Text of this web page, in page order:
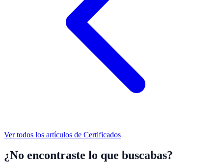
Ver todos los artículos de Certificados
¿No encontraste lo que buscabas?